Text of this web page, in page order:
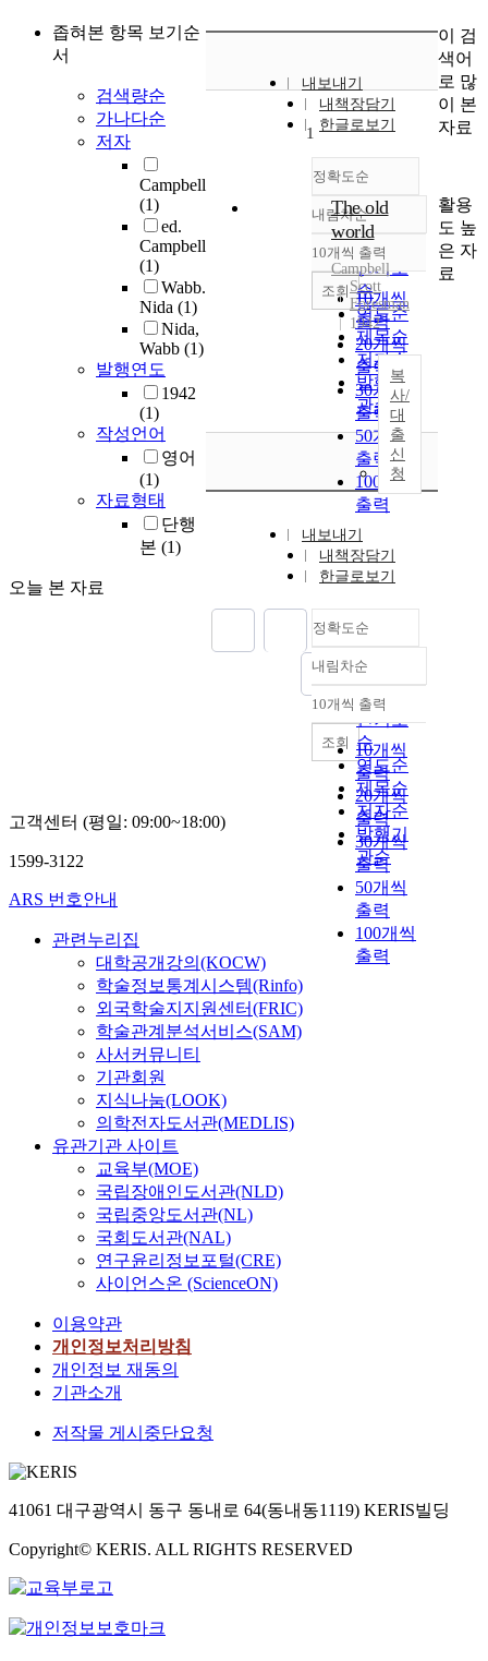
좁혀본 항목 보기순
서
검색량순
가나다순
저자
Campbell
(1)
ed.
Campbell
(1)
Wabb.
Nida (1)
Nida,
Wabb (1)
발행연도
1942
(1)
작성언어
영어
(1)
자료형태
단행
본 (1)
오늘 본 자료
내보내기
내책장담기
한글로보기
정확도순
정확도
순
인기도
순
연도순
제목순
저자순
발행기
관순
내림차순
내림차순
10개씩 출력
10개씩
출력
20개씩
출력
30개씩
출력
50개씩
출력
100개씩
출력
조회
1
The old
world
Campbell
Scott
Foresman
1942
복
사/
대
출
신
청
내보내기
내책장담기
한글로보기
정확도순
정확도
순
인기도
순
연도순
제목순
저자순
발행기
관순
내림차순
내림차순
10개씩 출력
10개씩
출력
20개씩
출력
30개씩
출력
50개씩
출력
100개씩
출력
조회
이 검
색어
로 많
이 본
자료
활용
도 높
은 자
료
고객센터 (평일: 09:00~18:00)
1599-3122
ARS 번호안내
관련누리집
대학공개강의(KOCW)
학술정보통계시스템(Rinfo)
외국학술지지원센터(FRIC)
학술관계분석서비스(SAM)
사서커뮤니티
기관회원
지식나눔(LOOK)
의학전자도서관(MEDLIS)
유관기관 사이트
교육부(MOE)
국립장애인도서관(NLD)
국립중앙도서관(NL)
국회도서관(NAL)
연구윤리정보포털(CRE)
사이언스온 (ScienceON)
이용약관
개인정보처리방침
개인정보 재동의
기관소개
저작물 게시중단요청
41061 대구광역시 동구 동내로 64(동내동1119) KERIS빌딩
Copyright© KERIS. ALL RIGHTS RESERVED